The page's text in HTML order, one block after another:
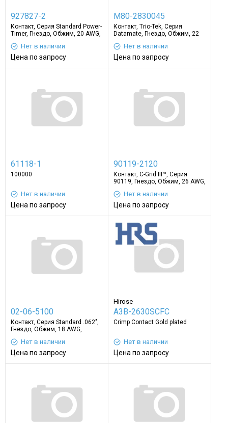
927827-2
Контакт, Серия Standard Power-
Timer, Гнездо, Обжим, 20 AWG,
ОловаНет в наличии
Цена по запросу
M80-2830045
Контакт, Trio-Tek, Серия
Datamate, Гнездо, Обжим, 22
ЗолотаНет в наличии
Цена по запросу
61118-1
100000
Нет в наличии
Цена по запросу
90119-2120
Контакт, C-Grid III™, Серия
90119, Гнездо, Обжим, 26 AWG,
ОловаНет в наличии
Цена по запросу
02-06-5100
Контакт, Серия Standard .062",
Гнездо, Обжим, 18 AWG,
ЗолотаНет в наличии
Цена по запросу
Hirose
A3B-2630SCFC
Crimp Contact Gold plated
Нет в наличии
Цена по запросу